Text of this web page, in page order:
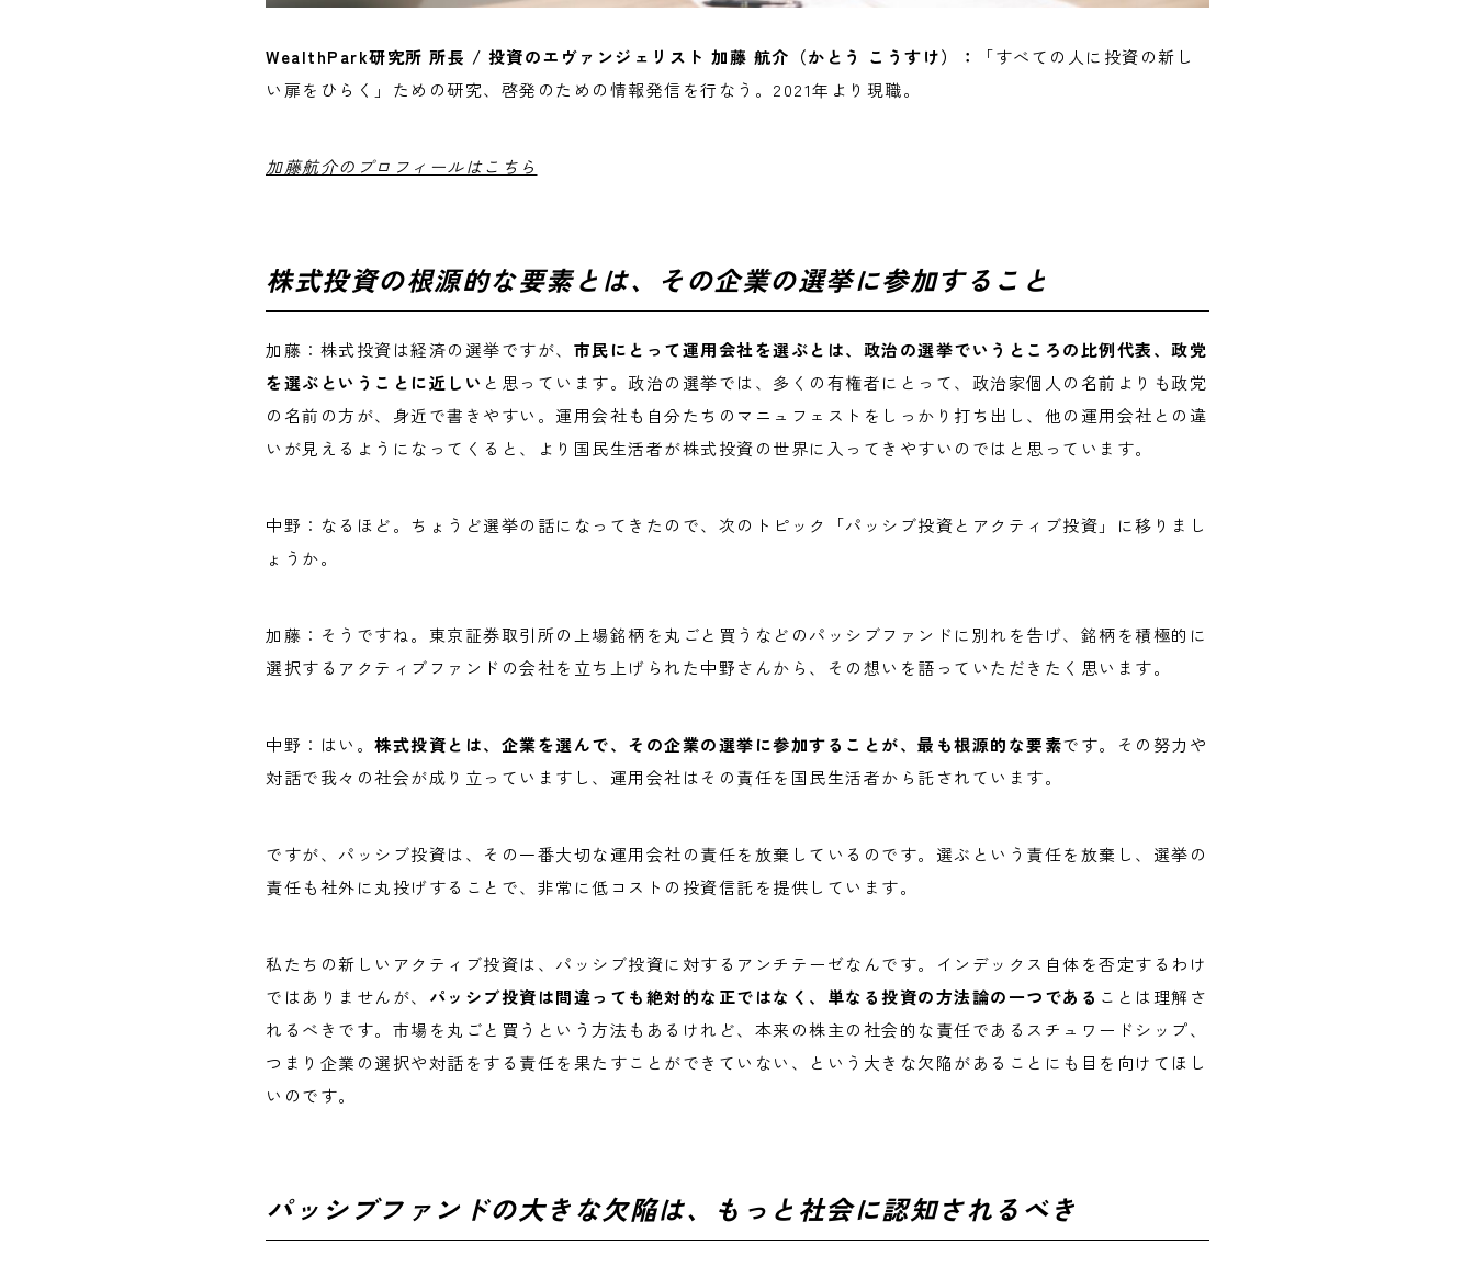
WealthPark研究所 所長 / 投資のエヴァンジェリスト 加藤 航介（かとう こうすけ）：
「すべての人に投資の新し
い扉をひらく」ための研究、啓発のための情報発信を行なう。2021年より現職。
加藤航介のプロフィールはこちら
株式投資の根源的な要素とは、その企業の選挙に参加すること
加藤：株式投資は経済の選挙ですが、 市民にとって運用会社を選ぶとは、政治の選挙でいうところの比例代表、政党
を選ぶということに近しい と思っています。政治の選挙では、多くの有権者にとって、政治家個人の名前よりも政党
の名前の方が、身近で書きやすい。運用会社も自分たちのマニュフェストをしっかり打ち出し、他の運用会社との違
いが見えるようになってくると、より国民生活者が株式投資の世界に入ってきやすいのではと思っています。
中野：なるほど。ちょうど選挙の話になってきたので、次のトピック「パッシブ投資とアクティブ投資」に移りまし
ょうか。
加藤：そうですね。東京証券取引所の上場銘柄を丸ごと買うなどのパッシブファンドに別れを告げ、銘柄を積極的に
選択するアクティブファンドの会社を立ち上げられた中野さんから、その想いを語っていただきたく思います。
中野：はい。 株式投資とは、企業を選んで、その企業の選挙に参加することが、最も根源的な要素です。その努力や
対話で我々の社会が成り立っていますし、運用会社はその責任を国民生活者から託されています。
ですが、パッシブ投資は、その一番大切な運用会社の責任を放棄しているのです。選ぶという責任を放棄し、選挙の
責任も社外に丸投げすることで、非常に低コストの投資信託を提供しています。
私たちの新しいアクティブ投資は、パッシブ投資に対するアンチテーゼなんです。インデックス自体を否定するわけ
ではありませんが、 パッシブ投資は間違っても絶対的な正ではなく、単なる投資の方法論の一つである ことは理解さ
れるべきです。市場を丸ごと買うという方法もあるけれど、本来の株主の社会的な責任であるスチュワードシップ、
つまり企業の選択や対話をする責任を果たすことができていない、という大きな欠陥があることにも目を向けてほし
いのです。
パッシブファンドの大きな欠陥は、もっと社会に認知されるべき